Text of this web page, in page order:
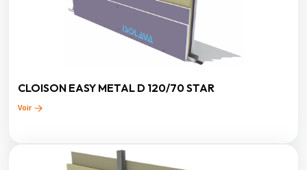
CLOISON EASY METAL D 120/70 STAR
Voir